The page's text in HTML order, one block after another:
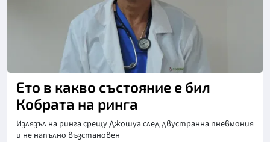
Ето в какво състояние е бил
Кобрата на ринга
Излязъл на ринга срещу Джошуа след двустранна пневмония
и не напълно възстановен